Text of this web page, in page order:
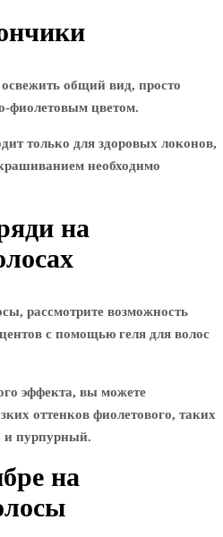
общий вид, просто
фиолетовым цветом.
только для здоровых локонов,
необходимо
на
рассмотрите возможность
с помощью геля для волос
эффекта, вы можете
оттенков фиолетового, таких
и пурпурный.
на